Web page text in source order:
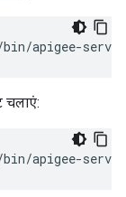
bin/apigee-
चलाएं:
bin/apigee-